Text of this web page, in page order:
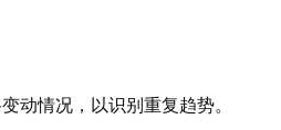
动情况，以识别重复趋势。